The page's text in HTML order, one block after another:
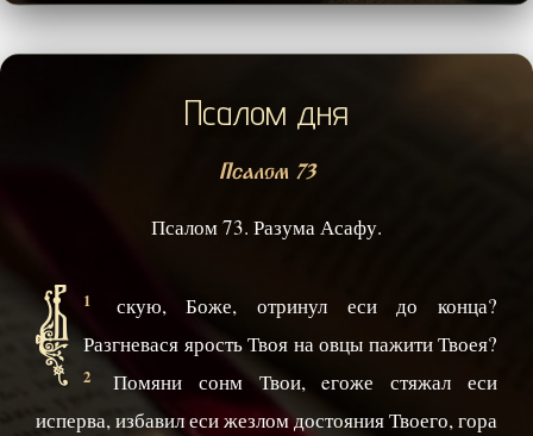
Псалом дня
Псалом 73
Псалом 73. Разума Асафу.
1
В
скую, Боже, отринул еси до конца?
Разгневася ярость Твоя на овцы пажити Твоея?
2
Помяни сонм Твои, eгоже стяжал еси
исперва, избавил еси жезлом достояния Твоего, гора